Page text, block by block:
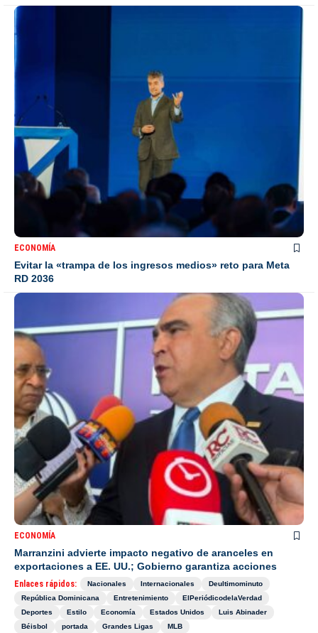
ECONOMÍA
Evitar la «trampa de los ingresos medios» reto para Meta
RD 2036
ECONOMÍA
Marranzini advierte impacto negativo de aranceles en
exportaciones a EE. UU.; Gobierno garantiza acciones
Enlaces rápidos: Nacionales Internacionales
Deultimominuto
República Dominicana
Entretenimiento
ElPeriódicodelaVerdad
Deportes
Estilo Economía Estados Unidos
Luis Abinader
Béisbol
portada Grandes Ligas MLB